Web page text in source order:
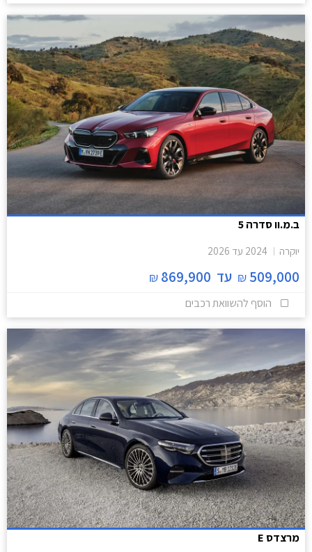
ב.מ.וו סדרה 5
יוקרה 2024 עד 2026
509,000
₪ עד 869,900
₪
הוסף להשוואת רכבים
מרצדס E